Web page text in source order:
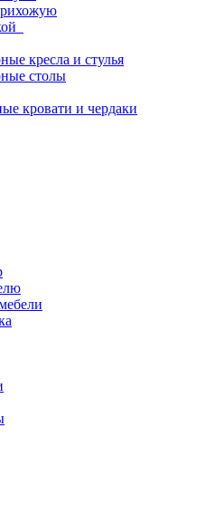
кресла и стулья
столы
кровати и чердаки